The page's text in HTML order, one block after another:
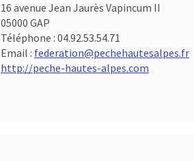
16 avenue Jean Jaurès Vapincum II
05000 GAP
Téléphone : 04.92.53.54.71
Email : federation@pechehautesalpes.fr
http://peche-hautes-alpes.com